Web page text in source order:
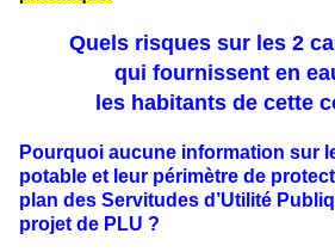
Quels risques sur les 2
qui fournissent en
les habitants de cette
Pourquoi aucune information sur
potable et leur périmètre de
plan des Servitudes d’Utilité
projet de PLU ?